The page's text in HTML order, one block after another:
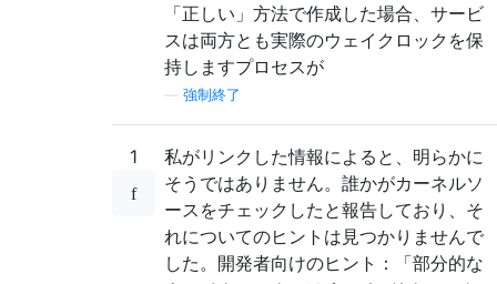
「正しい」方法で作成した場合、サービ
スは両方とも実際のウェイクロックを保
持しますプロセスが
強制終了
1
私がリンクした情報によると、明らかに
そうではありません。誰かがカーネルソ
ースをチェックしたと報告しており、そ
れについてのヒントは見つかりませんで
した。開発者向けのヒント：「部分的な